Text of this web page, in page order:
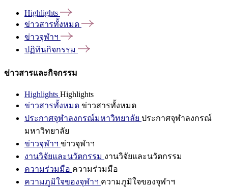
Highlights
ข่าวสารทั้งหมด
ข่าวจุฬาฯ
ปฏิทินกิจกรรม
ข่าวสารและกิจกรรม
Highlights Highlights
ข่าวสารทั้งหมด ข่าวสารทั้งหมด
ประกาศจุฬาลงกรณ์มหาวิทยาลัย ประกาศจุฬาลงกรณ์
มหาวิทยาลัย
ข่าวจุฬาฯ ข่าวจุฬาฯ
งานวิจัยและนวัตกรรม งานวิจัยและนวัตกรรม
ความร่วมมือ ความร่วมมือ
ความภูมิใจของจุฬาฯ ความภูมิใจของจุฬาฯ